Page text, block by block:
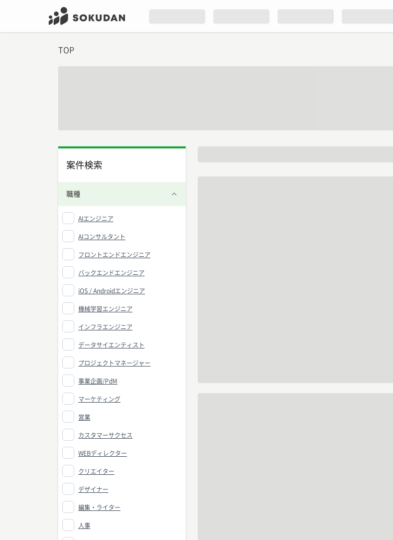
TOP
案件検索
職種
AIエンジニア
AIコンサルタント
フロントエンドエンジニア
バックエンドエンジニア
iOS / Androidエンジニア
機械学習エンジニア
インフラエンジニア
データサイエンティスト
プロジェクトマネージャー
事業企画/PdM
マーケティング
営業
カスタマーサクセス
WEBディレクター
クリエイター
デザイナー
編集・ライター
人事